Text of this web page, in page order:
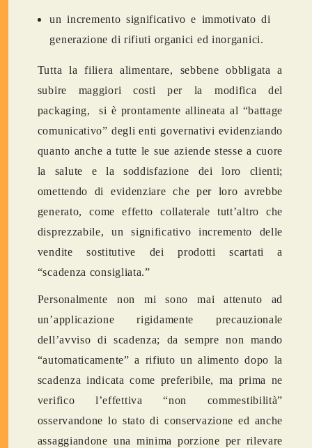
un incremento significativo e immotivato di
generazione di rifiuti organici ed inorganici.
Tutta la filiera alimentare, sebbene obbligata a
subire maggiori costi per la modifica del
packaging, si è prontamente allineata al “battage
comunicativo” degli enti governativi evidenziando
quanto anche a tutte le sue aziende stesse a cuore
la salute e la soddisfazione dei loro clienti;
omettendo di evidenziare che per loro avrebbe
generato, come effetto collaterale tutt’altro che
disprezzabile, un significativo incremento delle
vendite sostitutive dei prodotti scartati a
“scadenza consigliata.”
Personalmente non mi sono mai attenuto ad
un’applicazione rigidamente precauzionale
dell’avviso di scadenza; da sempre non mando
“automaticamente” a rifiuto un alimento dopo la
scadenza indicata come preferibile, ma prima ne
verifico l’effettiva “non commestibilità”
osservandone lo stato di conservazione ed anche
assaggiandone una minima porzione per rilevare